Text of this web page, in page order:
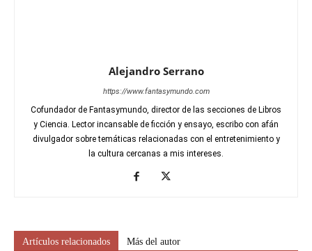
Alejandro Serrano
https://www.fantasymundo.com
Cofundador de Fantasymundo, director de las secciones de Libros
y Ciencia. Lector incansable de ficción y ensayo, escribo con afán
divulgador sobre temáticas relacionadas con el entretenimiento y
la cultura cercanas a mis intereses.
Artículos relacionados Más del autor